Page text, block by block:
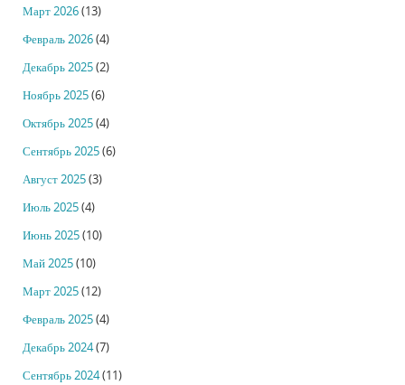
Март 2026(13)
Февраль 2026(4)
Декабрь 2025(2)
Ноябрь 2025(6)
Октябрь 2025(4)
Сентябрь 2025(6)
Август 2025(3)
Июль 2025(4)
Июнь 2025(10)
Май 2025(10)
Март 2025(12)
Февраль 2025(4)
Декабрь 2024(7)
Сентябрь 2024(11)